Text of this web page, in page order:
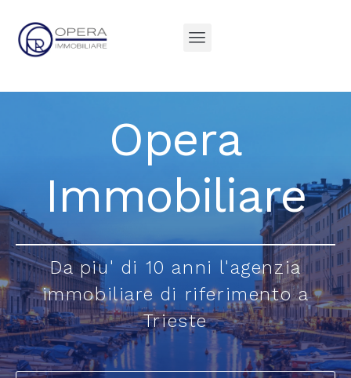
Opera
Immobiliare
Da piu' di 10 anni l'agenzia
immobiliare di riferimento a
Trieste